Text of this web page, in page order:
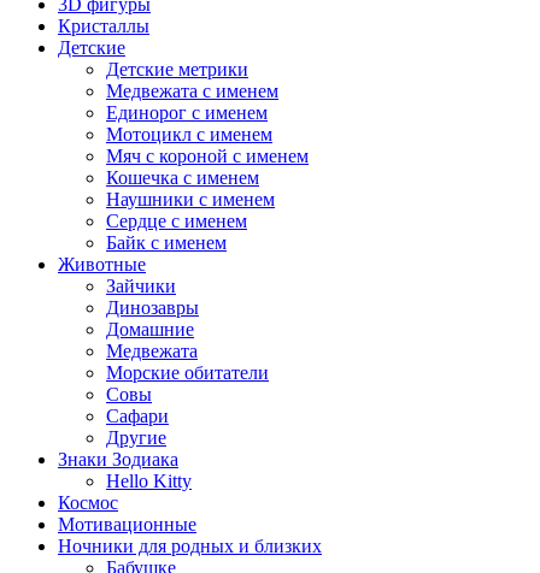
Кристаллы
Детские
Детские метрики
Медвежата с именем
Единорог с именем
Мотоцикл с именем
Мяч с короной с именем
Кошечка с именем
Наушники с именем
Сердце с именем
Байк с именем
Животные
Зайчики
Динозавры
Домашние
Медвежата
Морские обитатели
Совы
Сафари
Другие
Знаки Зодиака
Hello Kitty
Космос
Мотивационные
Ночники для родных и близких
Бабушке